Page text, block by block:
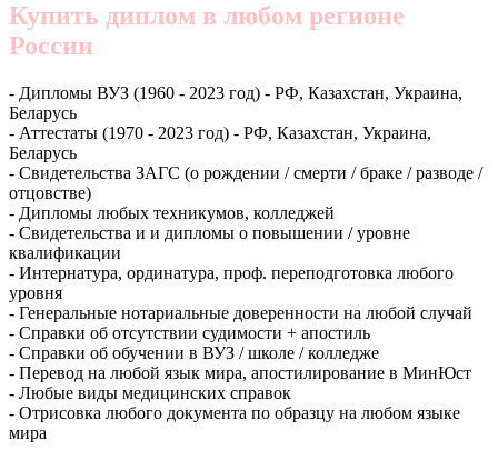
Купить диплом в любом регионе
России
- Дипломы ВУЗ (1960 - 2023 год) - РФ, Казахстан, Украина,
Беларусь
- Аттестаты (1970 - 2023 год) - РФ, Казахстан, Украина,
Беларусь
- Свидетельства ЗАГС (о рождении / смерти / браке / разводе /
отцовстве)
- Дипломы любых техникумов, колледжей
- Свидетельства и и дипломы о повышении / уровне
квалификации
- Интернатура, ординатура, проф. переподготовка любого
уровня
- Генеральные нотариальные доверенности на любой случай
- Справки об отсутствии судимости + апостиль
- Справки об обучении в ВУЗ / школе / колледже
- Перевод на любой язык мира, апостилирование в МинЮст
- Любые виды медицинских справок
- Отрисовка любого документа по образцу на любом языке
мира